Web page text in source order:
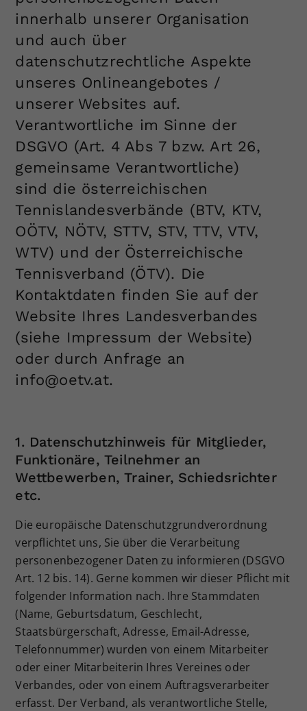
innerhalb unserer Organisation
und auch über
datenschutzrechtliche Aspekte
unseres Onlineangebotes /
unserer Websites auf.
Verantwortliche im Sinne der
DSGVO (Art. 4 Abs 7 bzw. Art 26,
gemeinsame Verantwortliche)
sind die österreichischen
Tennislandesverbände (BTV, KTV,
OÖTV, NÖTV, STTV, STV, TTV, VTV,
WTV) und der Österreichische
Tennisverband (ÖTV). Die
Kontaktdaten finden Sie auf der
Website Ihres Landesverbandes
(siehe Impressum der Website)
oder durch Anfrage an
info@oetv.at.
1. Datenschutzhinweis für Mitglieder,
Funktionäre, Teilnehmer an
Wettbewerben, Trainer, Schiedsrichter
etc.
Die europäische Datenschutzgrundverordnung
verpflichtet uns, Sie über die Verarbeitung
personenbezogener Daten zu informieren (DSGVO
Art. 12 bis. 14). Gerne kommen wir dieser Pflicht mit
folgender Information nach. Ihre Stammdaten
(Name, Geburtsdatum, Geschlecht,
Staatsbürgerschaft, Adresse, Email-Adresse,
Telefonnummer) wurden von einem Mitarbeiter
oder einer Mitarbeiterin Ihres Vereines oder
Verbandes, oder von einem Auftragsverarbeiter
erfasst. Der Verband, als verantwortliche Stelle,
Zweck
Dieser Wert speichert Ihre Consent-
Einstellungen. Unter anderem eine
zufällig generierte ID, für die
historische Speicherung Ihrer
vorgenommen Einstellungen, falls der
Webseiten-Betreiber dies eingestellt
hat.